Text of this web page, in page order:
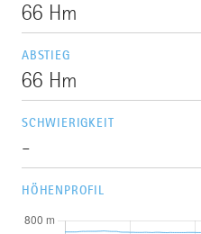
66 Hm
ABSTIEG
66 Hm
SCHWIERIGKEIT
-
HÖHENPROFIL